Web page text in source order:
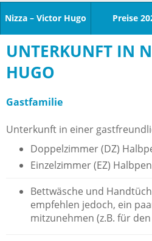
Nizza – Victor Hugo Preise
UNTERKUNFT IN
HUGO
Gastfamilie
Unterkunft in einer
Doppelzimmer (DZ)
Einzelzimmer (EZ)
Bettwäsche und
empfehlen jedoch, ein
mitzunehmen (z.B. für